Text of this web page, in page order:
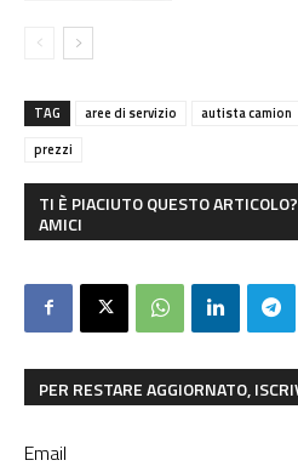
TAG aree di servizio autista camion
prezzi
TI È PIACIUTO QUESTO
AMICI
PER RESTARE AGGIORNATO,
Email